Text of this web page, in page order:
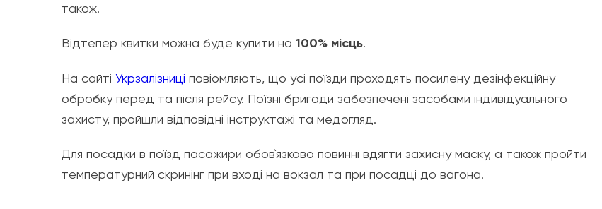
також.
Відтепер квитки можна буде купити на 100% місць.
На сайті Укрзалізниці повіомляють, що усі поїзди проходять посилену дезінфекційну
обробку перед та після рейсу. Поїзні бригади забезпечені засобами індивідуального
захисту, пройшли відповідні інструктажі та медогляд.
Для посадки в поїзд пасажири обов`язково повинні вдягти захисну маску, а також пройти
температурний скринінг при вході на вокзал та при посадці до вагона.